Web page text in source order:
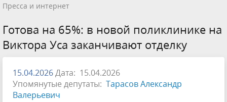
Пресса и интернет
Готова на 65%: в новой поликлинике на
Виктора Уса заканчивают отделку
15.04.2026Дата: 15.04.2026
Упомянутые депутаты: Тарасов Александр
Валерьевич